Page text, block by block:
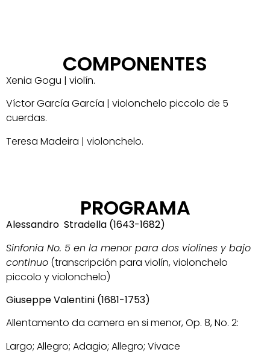
COMPONENTES
Xenia Gogu | violín.
Víctor García García | violonchelo piccolo de 5
cuerdas.
Teresa Madeira | violonchelo.
PROGRAMA
Alessandro Stradella (1643-1682)
Sinfonia No. 5 en la menor para dos violines y bajo
continuo (transcripción para violín, violonchelo
piccolo y violonchelo)
Giuseppe Valentini (1681-1753)
Allentamento da camera en si menor, Op. 8, No. 2:
Largo; Allegro; Adagio; Allegro; Vivace